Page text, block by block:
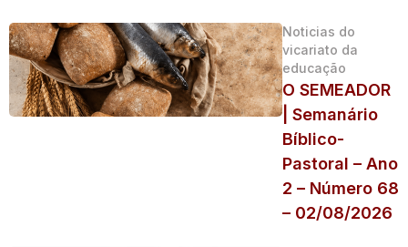
Noticias do
vicariato da
educação
O SEMEADOR
| Semanário
Bíblico-
Pastoral – Ano
2 – Número 68
– 02/08/2026